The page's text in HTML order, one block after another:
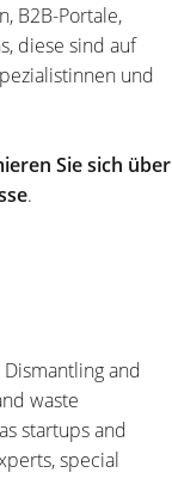
B2B-Portale,
diese sind auf
und
Sie sich über
.
and
waste
startups and
special